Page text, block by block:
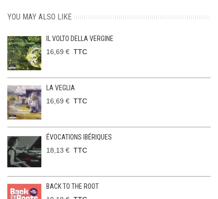
YOU MAY ALSO LIKE
IL VOLTO DELLA VERGINE
16,69 € TTC
LA VEGLIA
16,69 € TTC
ÉVOCATIONS IBÉRIQUES
18,13 € TTC
BACK TO THE ROOT